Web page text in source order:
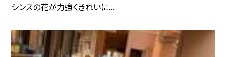
シンスの花が力強くきれいに...